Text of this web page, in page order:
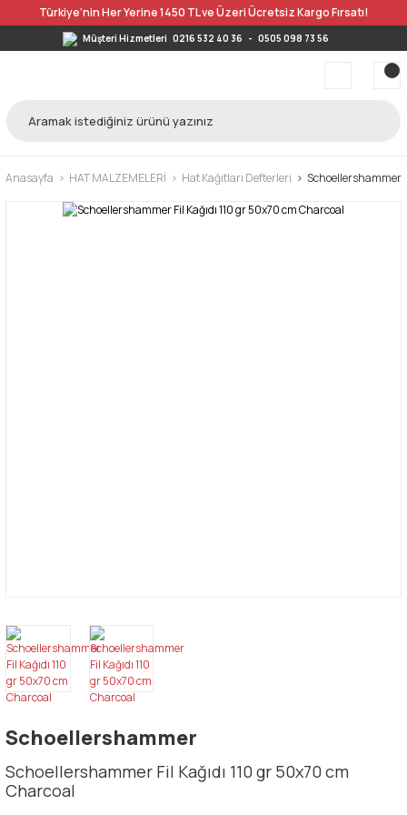
Türkiye’nin Her Yerine 1450 TL ve Üzeri Ücretsiz Kargo Fırsatı!
Müşteri Hizmetleri 0216 532 40 36 - 0505 098 73 56
Anasayfa HAT MALZEMELERİ Hat Kağıtları Defterleri Schoellershammer
Schoellershammer
Schoellershammer Fil Kağıdı 110 gr 50x70 cm
Charcoal